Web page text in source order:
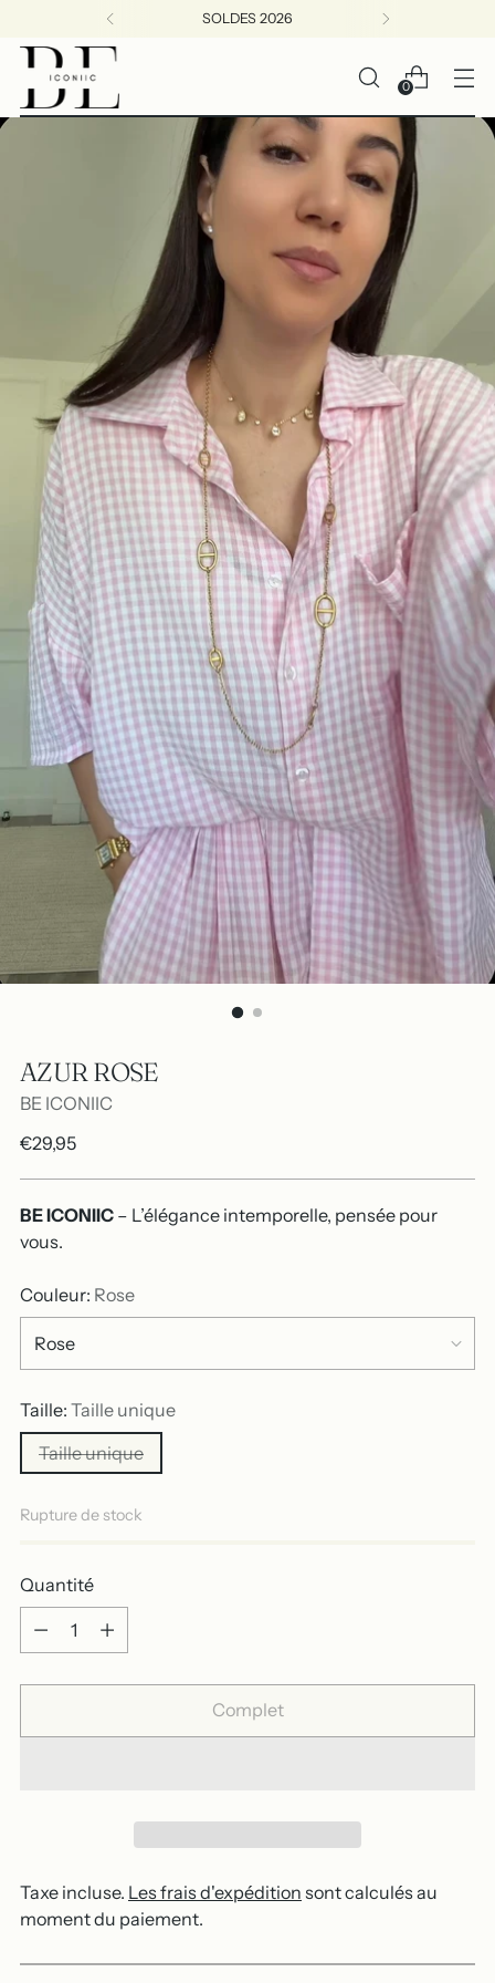
BIENVENUE CHEZ BEICONIIC
0
AZUR ROSE
BE ICONIIC
Prix
€29,95
BE ICONIIC – L’élégance intemporelle, pensée pour
vous.
Couleur: Rose
Taille: Taille unique
Taille unique
Rupture de stock
Quantité
Quantité
Complet
Taxe incluse. Les frais d'expédition sont calculés au
moment du paiement.